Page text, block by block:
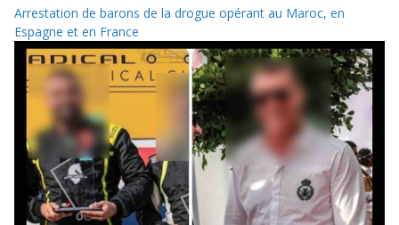
Arrestation de barons de la drogue opérant au Maroc, en
Espagne et en France